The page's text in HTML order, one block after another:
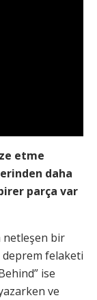
etme
daha
parça var
netleşen bir
deprem felaketi
ise
ve